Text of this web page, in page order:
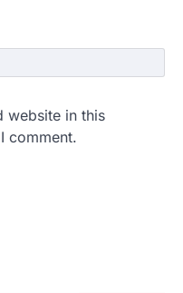
website in this
comment.